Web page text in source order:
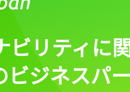
会員登録
ビリティに
ビジネスパ